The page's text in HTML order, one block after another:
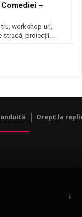
↓
–
workshop-uri,
stradă, proiecții...
Drept la